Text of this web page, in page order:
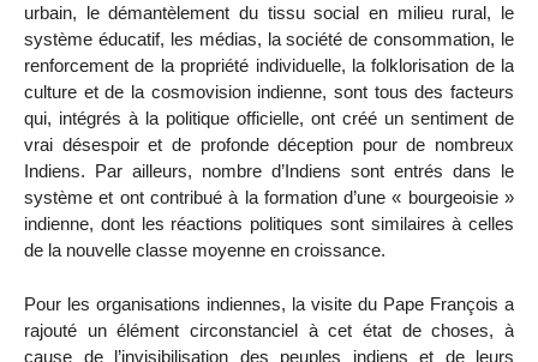
urbain, le démantèlement du tissu social en milieu rural, le
système éducatif, les médias, la société de consommation, le
renforcement de la propriété individuelle, la folklorisation de la
culture et de la cosmovision indienne, sont tous des facteurs
qui, intégrés à la politique officielle, ont créé un sentiment de
vrai désespoir et de profonde déception pour de nombreux
Indiens. Par ailleurs, nombre d’Indiens sont entrés dans le
système et ont contribué à la formation d’une « bourgeoisie »
indienne, dont les réactions politiques sont similaires à celles
de la nouvelle classe moyenne en croissance.
Pour les organisations indiennes, la visite du Pape François a
rajouté un élément circonstanciel à cet état de choses, à
cause de l’invisibilisation des peuples indiens et de leurs